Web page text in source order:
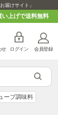
届けサイト」
上げで送料無料
せ ログイン 会員登録
ーブ調味料